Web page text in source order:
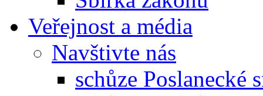
Veřejnost a média
Navštivte nás
schůze Poslanecké